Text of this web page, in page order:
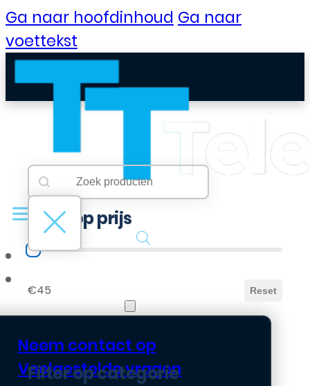
Ga naar hoofdinhoud Ga naar
voettekst
B2B Portaal
Neem contact op
Veelgestelde vragen
Searchbar
Search content
Filter op prijs
Filter op prijs
€45 Reset
Filter op categorie